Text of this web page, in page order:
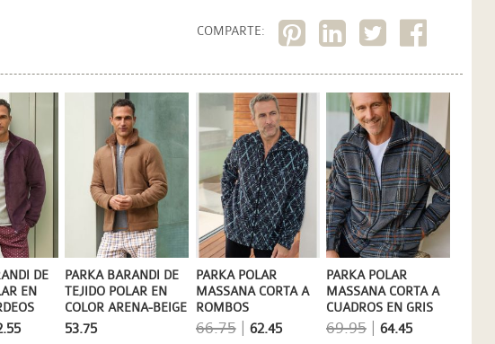
COMPARTE:
PARKA POLAR
MASSANA CORTA A
CUADROS EN GRIS
69.95| 64.45
PARKA POLAR
MASSANA CORTA A
ROMBOS
66.75| 62.45
PARKA BARANDI DE
TEJIDO POLAR EN
COLOR ARENA-BEIGE
53.75
DE
EN